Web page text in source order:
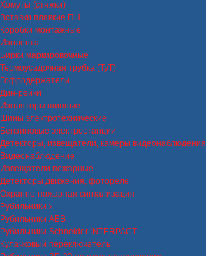
Хомуты (стяжки)
Вставки плавкие ПН
Коробки монтажные
Изолента
Бирки маркировочные
Термоусадочная трубка (ТуТ)
Гофродержатели
Дин-рейки
Изоляторы шинные
Шины электротехнические
Бензиновые электростанции
Детекторы, извещатели, камеры видеонаблюдения
Видеонаблюдение
Извещатели пожарные
Детекторы движения, фотореле
Охранно-пожарная сигнализация
Рубильники
Рубильники ABB
Рубильники Schneider INTERPACT
Кулачковый переключатель